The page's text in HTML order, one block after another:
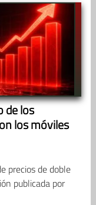
de los
los móviles
precios de doble
publicada por